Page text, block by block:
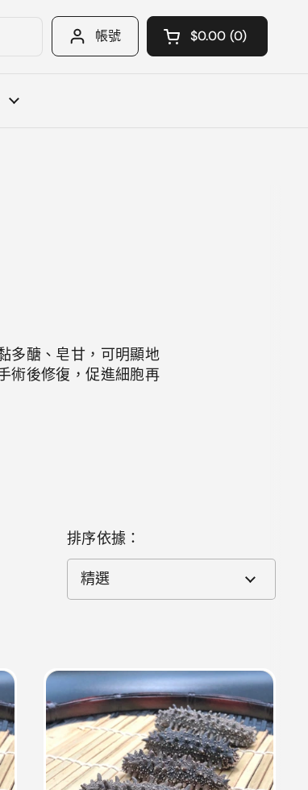
帳號 開啟購物車
購物車 總計:
$0.00 0
您購物車中的 產品
多醣、皂甘，可明顯地
術後修復，促進細胞再
排序依據：